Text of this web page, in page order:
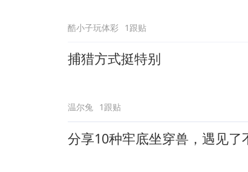
酷小子玩体彩 1跟贴
捕猎方式挺特别
温尔兔 1跟贴
分享10种牢底坐穿兽，遇见了